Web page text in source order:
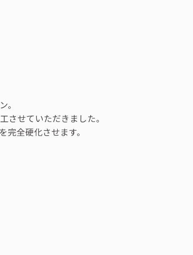
。
させていただきました。
全硬化させます。